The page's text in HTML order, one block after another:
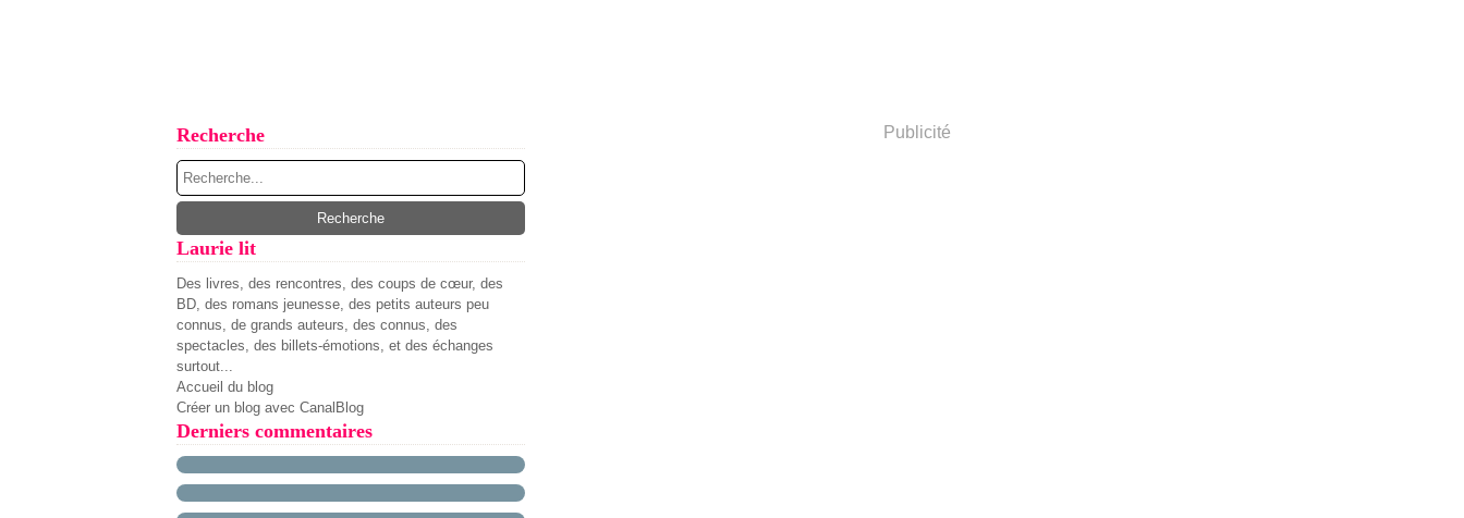
Recherche
Laurie lit
Des livres, des rencontres, des coups de cœur, des
BD, des romans jeunesse, des petits auteurs peu
connus, de grands auteurs, des connus, des
spectacles, des billets-émotions, et des échanges
surtout...
Accueil du blog
Créer un blog avec CanalBlog
Derniers commentaires
Publicité